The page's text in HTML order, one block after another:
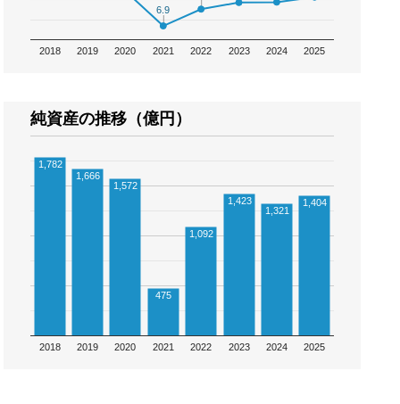
2018 2019 2020 2021 2022 2023 2024 2025
6.9
6.9
純資産の推移（億円）
2018 2019 2020 2021 2022 2023 2024 2025
1,782
1,666
1,572
475
1,092
1,423
1,321
1,404